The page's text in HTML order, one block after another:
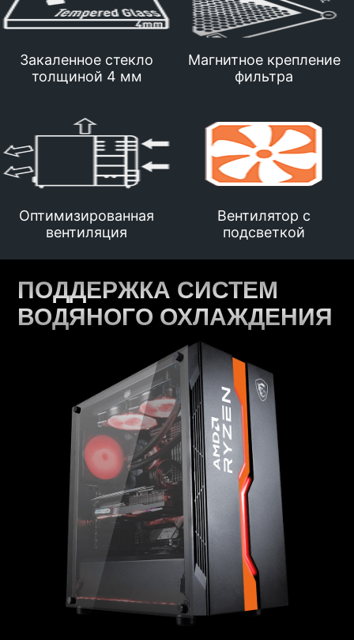
Закаленное стекло
толщиной 4 мм
Магнитное крепление
фильтра
Оптимизированная
вентиляция
Вентилятор c
подсветкой
ПОДДЕРЖКА СИСТЕМ
ВОДЯНОГО ОХЛАЖДЕНИЯ